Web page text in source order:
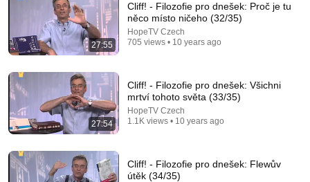
HopeTV Czech
1.4K views
27:55
Cliff! - Filozofie pro dnešek: Proč je tu
něco místo ničeho (32/35)
HopeTV Czech
705 views • 10 years ago
27:54
Cliff! - Filozofie pro dnešek: Všichni
mrtví tohoto světa (33/35)
HopeTV Czech
1.1K views • 10 years ago
Cliff! - Filozofie pro dnešek: Flewův
útěk (34/35)